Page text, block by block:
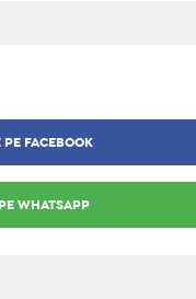
PE FACEBOOK
WHATSAPP